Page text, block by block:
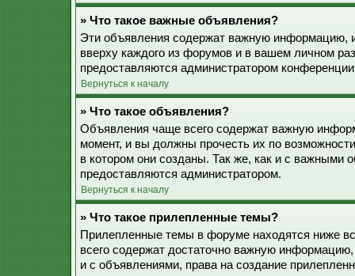
» Что такое важные объявления?
Эти объявления содержат важную информацию,
вверху каждого из форумов и в вашем личном
предоставляются администратором
Вернуться к началу
» Что такое объявления?
Объявления чаще всего содержат важную
момент, и вы должны прочесть их по
в котором они созданы. Так же, как и с важными
предоставляются администратором.
Вернуться к началу
» Что такое прилепленные темы?
Прилепленные темы в форуме находятся ниже
всего содержат достаточно важную
и с объявлениями, права на создание